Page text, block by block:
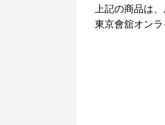
上記の商品は
東京會舘オン